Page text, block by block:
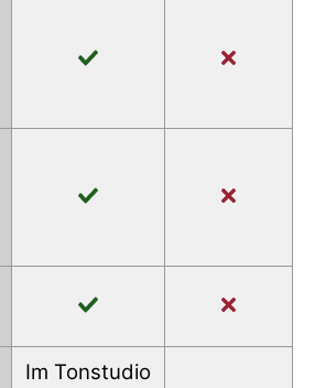
Im Tonstudio